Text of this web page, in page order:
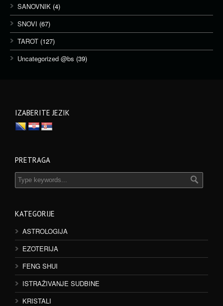
SANOVNIK (4)
SNOVI (67)
TAROT (127)
Uncategorized @bs (39)
IZABERITE JEZIK
PRETRAGA
KATEGORIJE
ASTROLOGIJA
EZOTERIJA
FENG SHUI
ISTRAŽIVANJE SUDBINE
KRISTALI